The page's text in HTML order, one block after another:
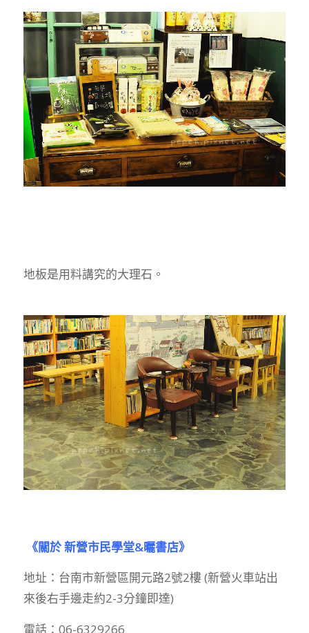
地板是用料講究的大理石。
《關於 新營市民學堂&曬書店》
地址：台南市新營區開元路2號2樓 (新營火車站出
來後右手邊走約2-3分鐘即達)
電話：06-6329266